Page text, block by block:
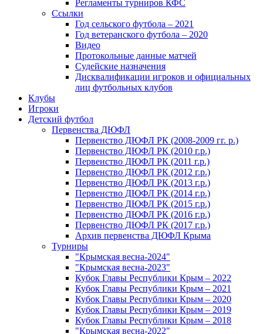
Регламенты турниров КФС
Ссылки
Год сельского футбола – 2021
Год ветеранского футбола – 2020
Видео
Протокольные данные матчей
Судейские назначения
Дисквалификации игроков и официальных
лиц футбольных клубов
Клубы
Игроки
Детский футбол
Первенства ДЮФЛ
Первенство ДЮФЛ РК (2008-2009 гг. р.)
Первенство ДЮФЛ РК (2010 г.р.)
Первенство ДЮФЛ РК (2011 г.р.)
Первенство ДЮФЛ РК (2012 г.р.)
Первенство ДЮФЛ РК (2013 г.р.)
Первенство ДЮФЛ РК (2014 г.р.)
Первенство ДЮФЛ РК (2015 г.р.)
Первенство ДЮФЛ РК (2016 г.р.)
Первенство ДЮФЛ РК (2017 г.р.)
Архив первенства ДЮФЛ Крыма
Турниры
"Крымская весна-2024"
"Крымская весна-2023"
Кубок Главы Республики Крым – 2022
Кубок Главы Республики Крым – 2021
Кубок Главы Республики Крым – 2020
Кубок Главы Республики Крым – 2019
Кубок Главы Республики Крым – 2018
"Крымская весна-2022"